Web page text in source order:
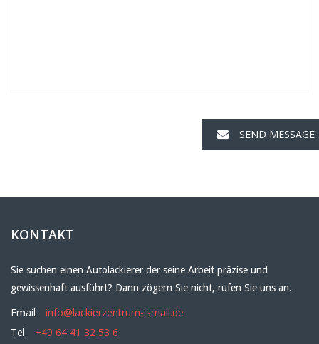
SEND MESSAGE
KONTAKT
Sie suchen einen Autolackierer der seine Arbeit präzise und
gewissenhaft ausführt? Dann zögern Sie nicht, rufen Sie uns an.
Email
info@lackierzentrum-ismail.de
Tel
+49 64 41 32 53 6